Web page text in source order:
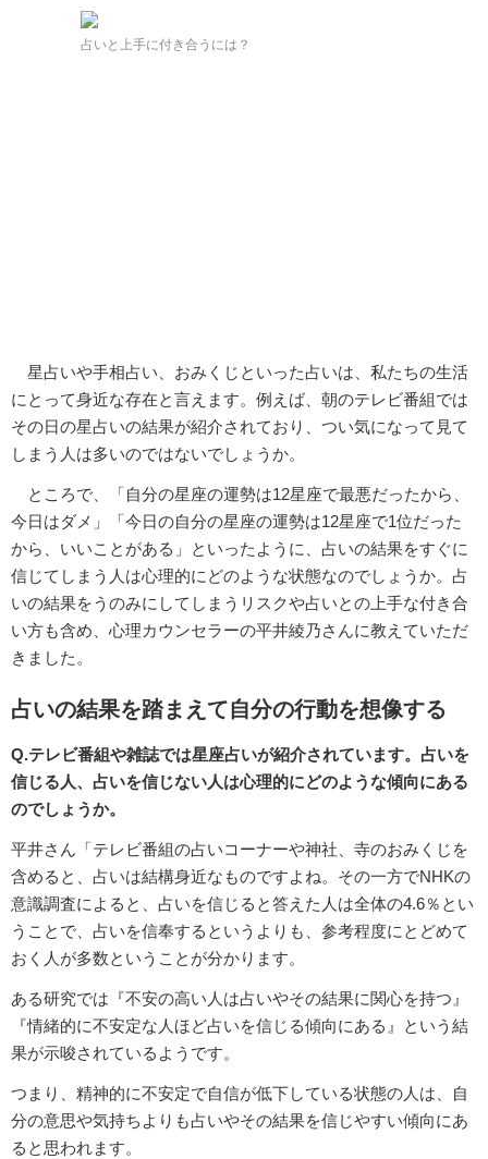
占いと上手に付き合うには？
星占いや手相占い、おみくじといった占いは、私たちの生活
にとって身近な存在と言えます。例えば、朝のテレビ番組では
その日の星占いの結果が紹介されており、つい気になって見て
しまう人は多いのではないでしょうか。
ところで、「自分の星座の運勢は12星座で最悪だったから、
今日はダメ」「今日の自分の星座の運勢は12星座で1位だった
から、いいことがある」といったように、占いの結果をすぐに
信じてしまう人は心理的にどのような状態なのでしょうか。占
いの結果をうのみにしてしまうリスクや占いとの上手な付き合
い方も含め、心理カウンセラーの平井綾乃さんに教えていただ
きました。
占いの結果を踏まえて自分の行動を想像する
Q.テレビ番組や雑誌では星座占いが紹介されています。占いを
信じる人、占いを信じない人は心理的にどのような傾向にある
のでしょうか。
平井さん「テレビ番組の占いコーナーや神社、寺のおみくじを
含めると、占いは結構身近なものですよね。その一方でNHKの
意識調査によると、占いを信じると答えた人は全体の4.6％とい
うことで、占いを信奉するというよりも、参考程度にとどめて
おく人が多数ということが分かります。
ある研究では『不安の高い人は占いやその結果に関心を持つ』
『情緒的に不安定な人ほど占いを信じる傾向にある』という結
果が示唆されているようです。
つまり、精神的に不安定で自信が低下している状態の人は、自
分の意思や気持ちよりも占いやその結果を信じやすい傾向にあ
ると思われます。